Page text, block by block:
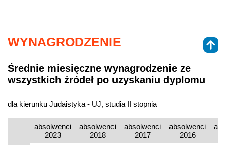
WYNAGRODZENIE
Średnie miesięczne wynagrodzenie ze
wszystkich źródeł po uzyskaniu dyplomu
dla kierunku Judaistyka - UJ, studia II stopnia
absolwenci
2023
absolwenci
2018
absolwenci
2017
absolwenci
2016